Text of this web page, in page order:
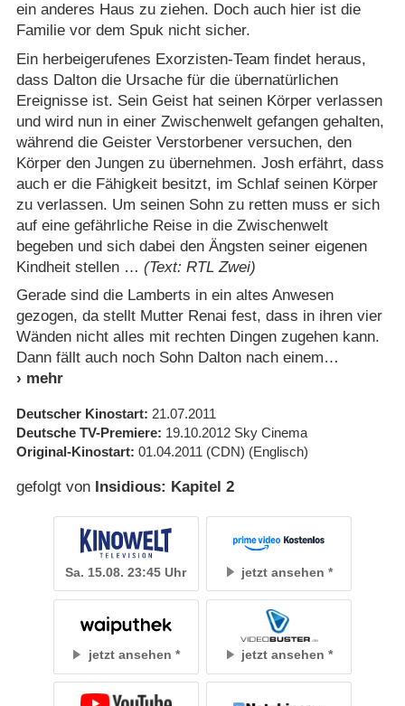
ein anderes Haus zu ziehen. Doch auch hier ist die
Familie vor dem Spuk nicht sicher.
Ein herbeigerufenes Exorzisten-Team findet heraus,
dass Dalton die Ursache für die übernatürlichen
Ereignisse ist. Sein Geist hat seinen Körper verlassen
und wird nun in einer Zwischenwelt gefangen gehalten,
während die Geister Verstorbener versuchen, den
Körper den Jungen zu übernehmen. Josh erfährt, dass
auch er die Fähigkeit besitzt, im Schlaf seinen Körper
zu verlassen. Um seinen Sohn zu retten muss er sich
auf eine gefährliche Reise in die Zwischenwelt
begeben und sich dabei den Ängsten seiner eigenen
Kindheit stellen … (Text: RTL Zwei)
Gerade sind die Lamberts in ein altes Anwesen
gezogen, da stellt Mutter Renai fest, dass in ihren vier
Wänden nicht alles mit rechten Dingen zugehen kann.
Dann fällt auch noch Sohn Dalton nach einem
Deutscher Kinostart 21.07.2011
Deutsche TV-Premiere 19.10.2012 Sky Cinema
Original-Kinostart 01.04.2011 (CDN) (Englisch)
gefolgt von Insidious: Kapitel 2
Sa. 15.08. 23:45 Uhr jetzt ansehen
jetzt ansehen jetzt ansehen